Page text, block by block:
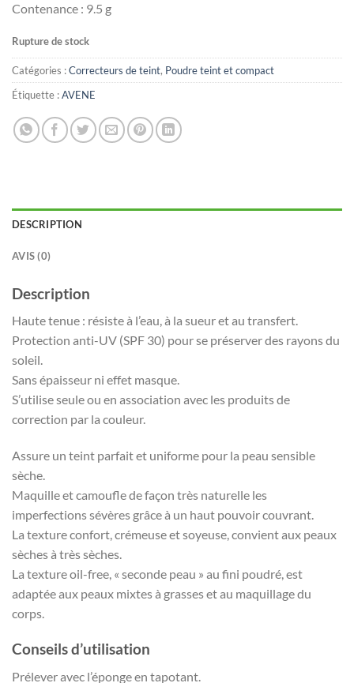
Contenance : 9.5 g
Rupture de stock
Catégories :Correcteurs de teint, Poudre teint et compact
Étiquette :AVENE
DESCRIPTION
AVIS (0)
Description
Haute tenue : résiste à l’eau, à la sueur et au transfert.
Protection anti-UV (SPF 30) pour se préserver des rayons du
soleil.
Sans épaisseur ni effet masque.
S’utilise seule ou en association avec les produits de
correction par la couleur.
Assure un teint parfait et uniforme pour la peau sensible
sèche.
Maquille et camoufle de façon très naturelle les
imperfections sévères grâce à un haut pouvoir couvrant.
La texture confort, crémeuse et soyeuse, convient aux peaux
sèches à très sèches.
La texture oil-free, « seconde peau » au fini poudré, est
adaptée aux peaux mixtes à grasses et au maquillage du
corps.
Conseils d’utilisation
Prélever avec l’éponge en tapotant.